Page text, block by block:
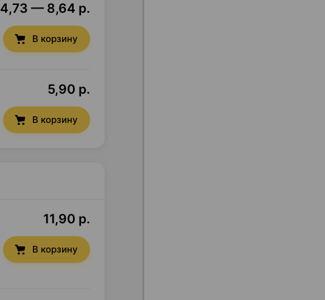
4,73 — 8,64 р.
В корзину
5,90 р.
В корзину
11,90 р.
В корзину